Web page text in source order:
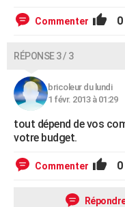
Commenter 0
RÉPONSE 3 / 3
bricoleur du lundi
1 févr. 2013 à 01:29
tout dépend de vos
votre budget.
Commenter 0